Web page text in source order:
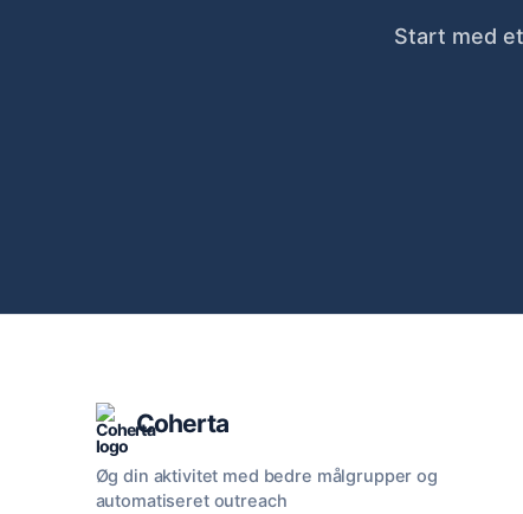
Start med
Coherta
Øg din aktivitet med bedre målgrupper og
automatiseret outreach